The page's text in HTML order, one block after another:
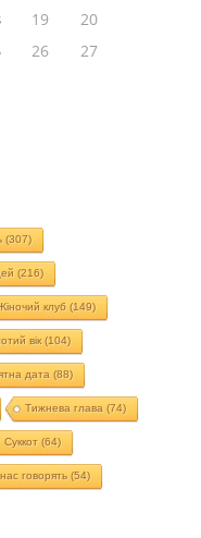
19
20
26
27
(307)
(216)
клуб (149)
вік(104)
дата (88)
Тижнева глава (74)
Суккот (64)
говорять(54)